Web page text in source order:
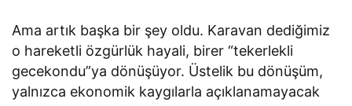
Ama artık başka bir şey oldu. Karavan dediğimiz
o hareketli özgürlük hayali, birer “tekerlekli
gecekondu”ya dönüşüyor. Üstelik bu dönüşüm,
yalnızca ekonomik kaygılarla açıklanamayacak